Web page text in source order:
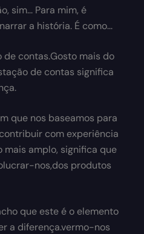
sim... Para mim, é
a história. É como...
de contas.Gosto mais do
de contas significa
que nos baseamos para
com experiência
mais amplo, significa que
nos,dos produtos
que este é o elemento
a diferença.vermo-nos